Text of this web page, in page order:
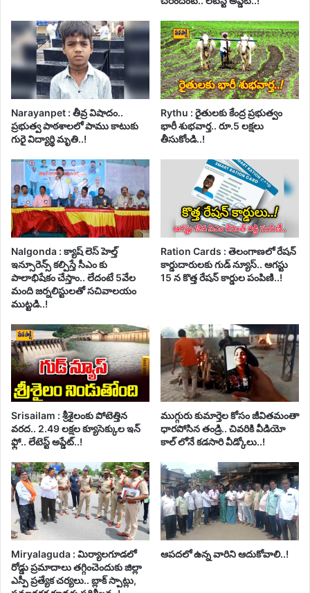
Narayanpet : తీవ్ర విషాదం..
ప్రభుత్వ పాఠశాలలో పాము కాటుకు
గురై విద్యార్థి మృతి..!
Rythu : రైతులకు కేంద్ర ప్రభుత్వం
భారీ శుభవార్త.. రూ.5 లక్షలు
తీసుకోండి..!
Nalgonda : క్యాష్ లెస్ హెల్త్
ఇన్సూరెన్స్ కల్పిస్తే సీఎం కు
పాలాభిషేకం చేస్తాం.. లేదంటే 5వేల
మంది జర్నలిస్టులతో సచివాలయం
ముట్టడి..!
Ration Cards : తెలంగాణలో రేషన్
కార్డుదారులకు గుడ్ న్యూస్.. ఆగస్టు
15 న కొత్త రేషన్ కార్డుల పంపిణి..!
Srisailam : శ్రీశైలంకు పోటెత్తిన
వరద.. 2.49 లక్షల క్యూసెక్కుల ఇన్
ఫ్లో.. లేటెస్ట్ అప్డేట్..!
ముగ్గురు కుమార్తెల కోసం జీవితమంతా
ధారపోసిన తండ్రి.. చివరికి వీడియో
కాల్ లోనే కడసారి వీడ్కోలు..!
Miryalaguda : మిర్యాలగూడలో
రోడ్డు ప్రమాదాలు తగ్గించెందుకు జిల్లా
ఎస్పీ ప్రత్యేక చర్యలు.. బ్లాక్ స్పాట్లు,
ఆపదలో ఉన్న వారిని ఆదుకోవాలి..!